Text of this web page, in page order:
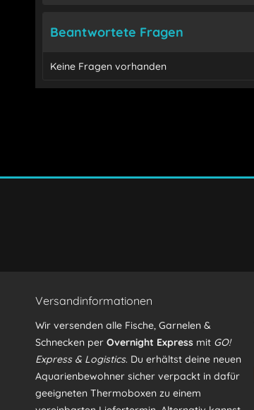
Beantwortete Fragen
Keine Fragen vorhanden
Versandinformationen
Wir versenden alle Fische, Garnelen &
Schnecken per Overnight Express mit GO!
Express & Logistics. Du erhältst deine neuen
Aquarienbewohner sicher verpackt in dafür
geeigneten Thermoboxen zu einem